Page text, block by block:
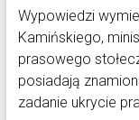
Wypowiedzi
Kamińskiego,
prasowego
posiadają
zadanie ukrycie